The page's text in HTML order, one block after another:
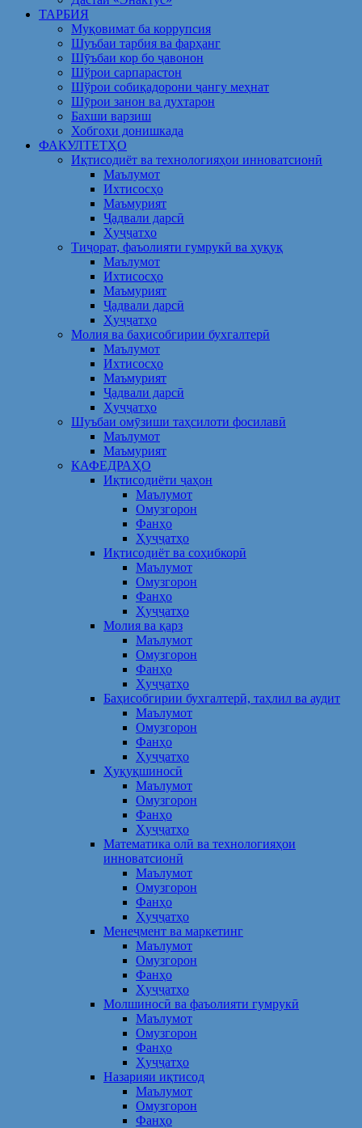
ТАРБИЯ
Муқовимат ба коррупсия
Шуъбаи тарбия ва фарҳанг
Шӯъбаи кор бо ҷавонон
Шўрои сарпарастон
Шўрои собиқадорони ҷангу меҳнат
Шӯрои занон ва духтарон
Бахши варзиш
Хобгоҳи донишкада
ФАКУЛТЕТҲО
Иқтисодиёт ва технологияҳои инноватсионӣ
Маълумот
Ихтисосҳо
Маъмурият
Ҷадвали дарсӣ
Ҳуҷҷатҳо
Тиҷорат, фаъолияти гумрукӣ ва ҳуқуқ
Маълумот
Ихтисосҳо
Маъмурият
Ҷадвали дарсӣ
Ҳуҷҷатҳо
Молия ва баҳисобгирии бухгалтерӣ
Маълумот
Ихтисосҳо
Маъмурият
Ҷадвали дарсӣ
Ҳуҷҷатҳо
Шуъбаи омӯзиши таҳсилоти фосилавӣ
Маълумот
Маъмурият
КАФЕДРАҲО
Иқтисодиёти ҷаҳон
Маълумот
Омузгорон
Фанҳо
Ҳуҷҷатҳо
Иқтисодиёт ва соҳибкорӣ
Маълумот
Омузгорон
Фанҳо
Ҳуҷҷатҳо
Молия ва қарз
Маълумот
Омузгорон
Фанҳо
Ҳуҷҷатҳо
Баҳисобгирии бухгалтерӣ, таҳлил ва аудит
Маълумот
Омузгорон
Фанҳо
Ҳуҷҷатҳо
Ҳуқуқшиносӣ
Маълумот
Омузгорон
Фанҳо
Ҳуҷҷатҳо
Математика олӣ ва технологияҳои
инноватсионӣ
Маълумот
Омузгорон
Фанҳо
Ҳуҷҷатҳо
Менеҷмент ва маркетинг
Маълумот
Омузгорон
Фанҳо
Ҳуҷҷатҳо
Молшиносӣ ва фаъолияти гумрукӣ
Маълумот
Омузгорон
Фанҳо
Ҳуҷҷатҳо
Назарияи иқтисод
Маълумот
Омузгорон
Фанҳо